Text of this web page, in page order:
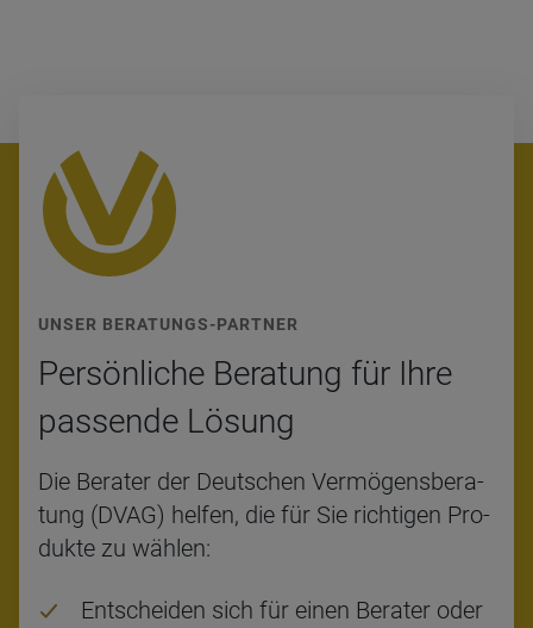
UNSER BERATUNGS-PARTNER
Per­sön­li­che Bera­tung für Ihre
pas­sende Lösung
Die Be­ra­ter der Deut­schen Ver­mö­gens­be­ra­
tung (DVAG) hel­fen, die für Sie rich­ti­gen Pro­
duk­te zu wäh­len:
Ent­schei­den sich für einen Be­ra­ter oder